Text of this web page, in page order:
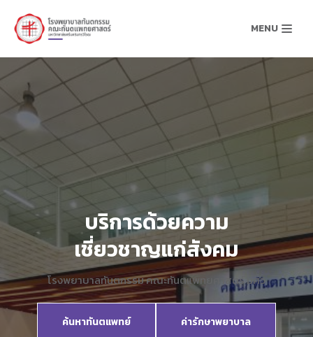
Skip
to
content
MENU
บริการด้วยความ
เชี่ยวชาญแก่สังคม
โรงพยาบาลทันตกรรม คณะทันตแพทยศาสตร์ มศว
ค้นหาทันตแพทย์ ค่ารักษาพยาบาล